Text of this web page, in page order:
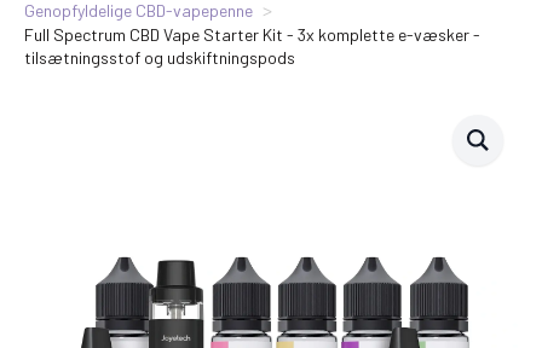
Genopfyldelige CBD-vapepenne
Full Spectrum CBD Vape Starter Kit - 3x komplette e-væsker -
tilsætningsstof og udskiftningspods